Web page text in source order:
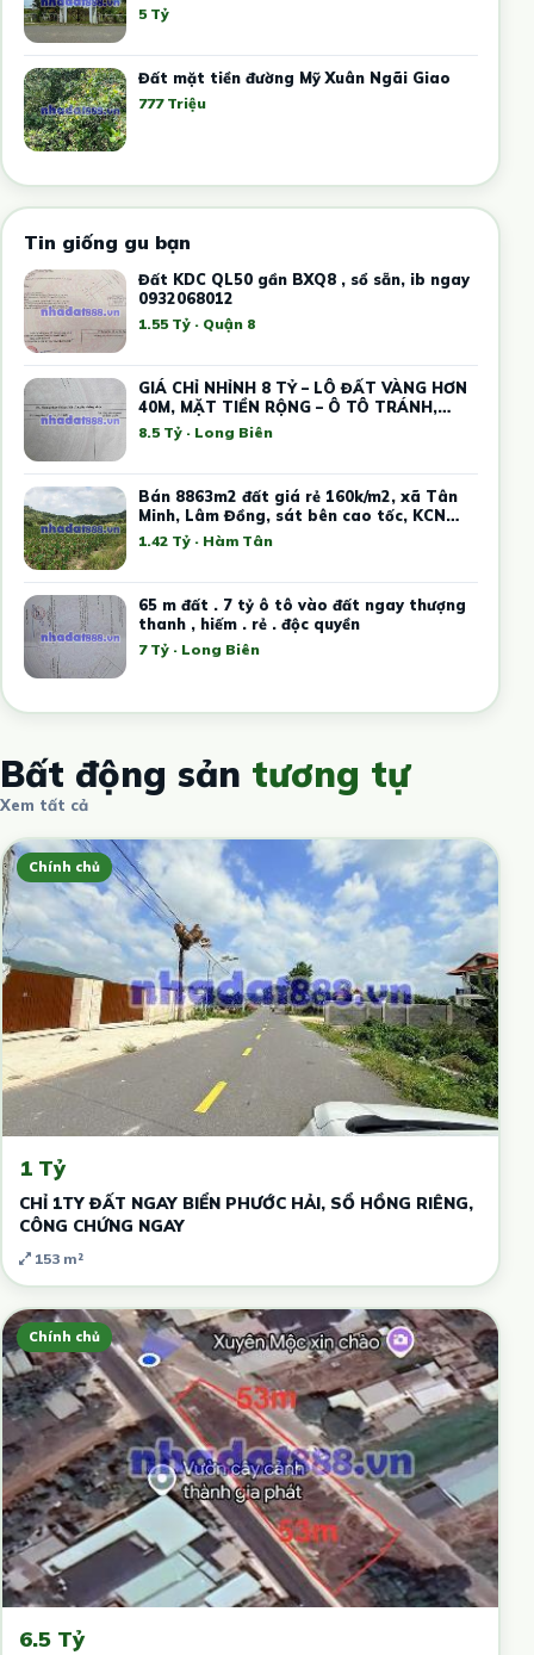
5 Tỷ
Đất mặt tiền đường Mỹ Xuân Ngãi Giao
777 Triệu
Tin giống gu bạn
Đất KDC QL50 gần BXQ8 , sổ sẵn, ib ngay
0932068012
1.55 Tỷ · Quận 8
GIÁ CHỈ NHỈNH 8 TỶ – LÔ ĐẤT VÀNG HƠN
40M, MẶT TIỀN RỘNG – Ô TÔ TRÁNH,
KINH DOANH
8.5 Tỷ · Long Biên
Bán 8863m2 đất giá rẻ 160k/m2, xã Tân
Minh, Lâm Đồng, sát bên cao tốc, KCN
Tân Đức Sonadezi
1.42 Tỷ · Hàm Tân
65 m đất . 7 tỷ ô tô vào đất ngay thượng
thanh , hiếm . rẻ . độc quyền
7 Tỷ · Long Biên
Bất động sản tương tự
Xem tất cả
Chính chủ
1 Tỷ
CHỈ 1TY ĐẤT NGAY BIỂN PHƯỚC HẢI, SỔ HỒNG RIÊNG,
CÔNG CHỨNG NGAY
153 m²
Chính chủ
6.5 Tỷ